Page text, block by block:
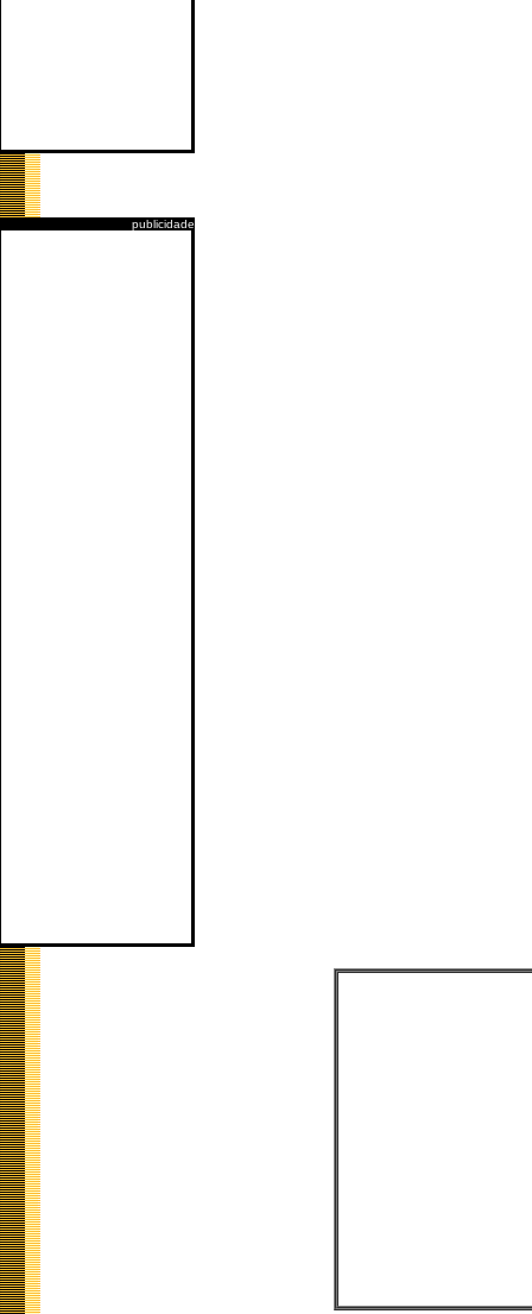
publicidade